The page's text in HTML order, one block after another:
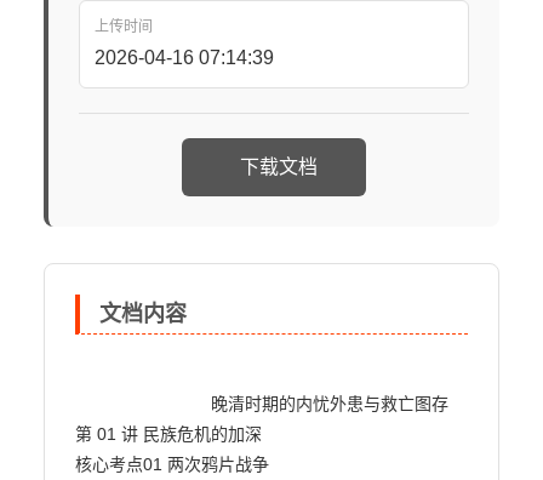
上传时间
2026-04-16 07:14:39
下载文档
文档内容
第 01 讲 民族危机的加深
核心考点01 两次鸦片战争